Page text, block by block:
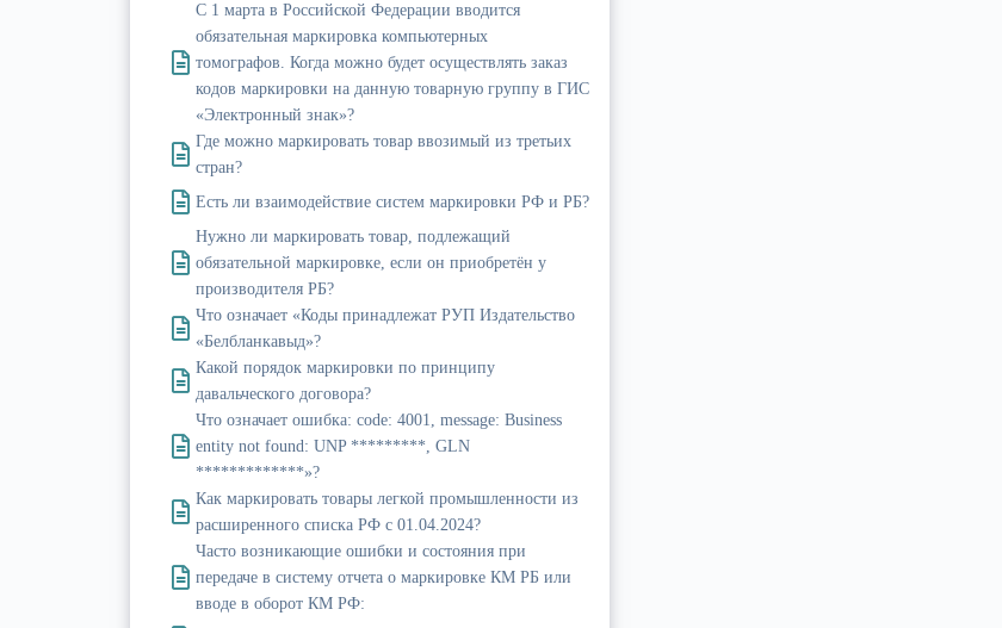
С 1 марта в Российской Федерации вводится
обязательная маркировка компьютерных
томографов. Когда можно будет осуществлять заказ
кодов маркировки на данную товарную группу в ГИС
«Электронный знак»?
Где можно маркировать товар ввозимый из третьих
стран?
Есть ли взаимодействие систем маркировки РФ и РБ?
Нужно ли маркировать товар, подлежащий
обязательной маркировке, если он приобретён у
производителя РБ?
Что означает «Коды принадлежат РУП Издательство
«Белбланкавыд»?
Какой порядок маркировки по принципу
давальческого договора?
Что означает ошибка: code: 4001, message: Business
entity not found: UNP *********, GLN
*************»?
Как маркировать товары легкой промышленности из
расширенного списка РФ с 01.04.2024?
Часто возникающие ошибки и состояния при
передаче в систему отчета о маркировке КМ РБ или
вводе в оборот КМ РФ: